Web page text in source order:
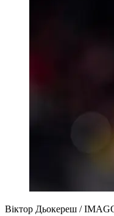
Віктор Дьокереш /